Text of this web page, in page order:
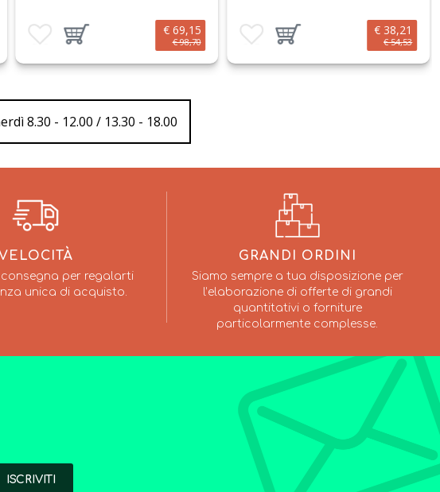
Aggiungi ai preferiti
Aggiungi prodotto al carrello
€ 69,15
€ 98,70
Aggiungi ai preferiti
Aggiungi prodotto al carrello
€ 38,21
€ 54,53
8.30 - 12.00 / 13.30 - 18.00
per regalarti
unica di acquisto.
GRANDI ORDINI
Siamo sempre a tua disposizione per
l’elaborazione di offerte di grandi
quantitativi o forniture
particolarmente complesse.